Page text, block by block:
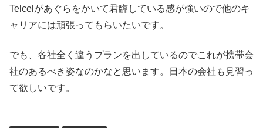
Telcelがあぐらをかいて君臨している感が強いので他のキ
ャリアには頑張ってもらいたいです。
でも、各社全く違うプランを出しているのでこれが携帯会
社のあるべき姿なのかなと思います。日本の会社も見習っ
て欲しいです。